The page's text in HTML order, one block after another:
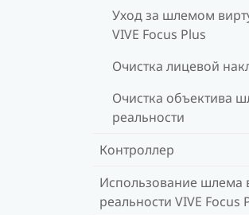
Уход за шлемом
VIVE Focus Plus
Очистка лицевой
Очистка объектива
реальности
Контроллер
Использование шлема
реальности VIVE Focus